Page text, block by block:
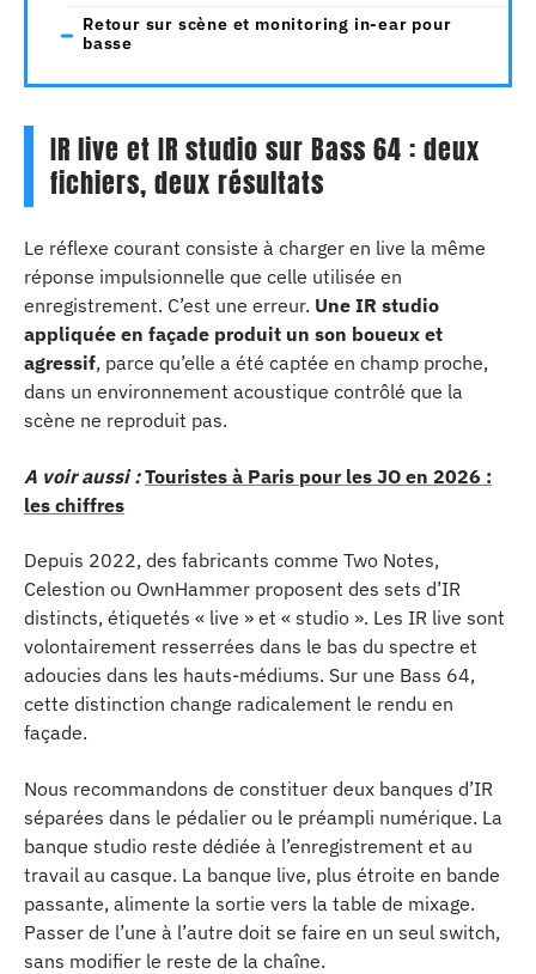
Retour sur scène et monitoring in-ear pour
basse
IR live et IR studio sur Bass 64 : deux
fichiers, deux résultats
Le réflexe courant consiste à charger en live la même
réponse impulsionnelle que celle utilisée en
enregistrement. C’est une erreur. Une IR studio
appliquée en façade produit un son boueux et
agressif, parce qu’elle a été captée en champ proche,
dans un environnement acoustique contrôlé que la
scène ne reproduit pas.
A voir aussi : Touristes à Paris pour les JO en 2026 :
les chiffres
Depuis 2022, des fabricants comme Two Notes,
Celestion ou OwnHammer proposent des sets d’IR
distincts, étiquetés « live » et « studio ». Les IR live sont
volontairement resserrées dans le bas du spectre et
adoucies dans les hauts-médiums. Sur une Bass 64,
cette distinction change radicalement le rendu en
façade.
Nous recommandons de constituer deux banques d’IR
séparées dans le pédalier ou le préampli numérique. La
banque studio reste dédiée à l’enregistrement et au
travail au casque. La banque live, plus étroite en bande
passante, alimente la sortie vers la table de mixage.
Passer de l’une à l’autre doit se faire en un seul switch,
sans modifier le reste de la chaîne.